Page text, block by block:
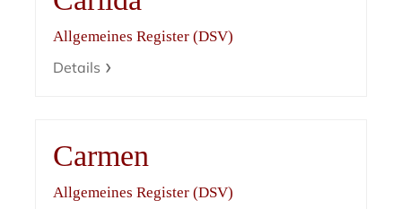
Allgemeines Register (DSV)
Details
Carmen
Allgemeines Register (DSV)